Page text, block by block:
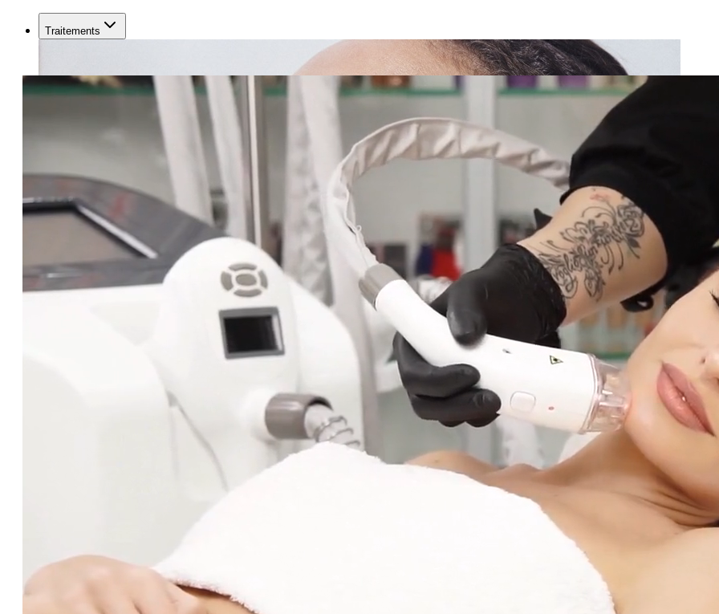
Traitements
Lifting par fils PDO
triLift — Lifting sans chirurgie et tonification corporelle à Montréal